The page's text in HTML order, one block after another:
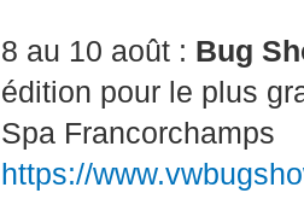
8 au 10 août : Bug
édition pour le plus
Spa Francorchamps
https://